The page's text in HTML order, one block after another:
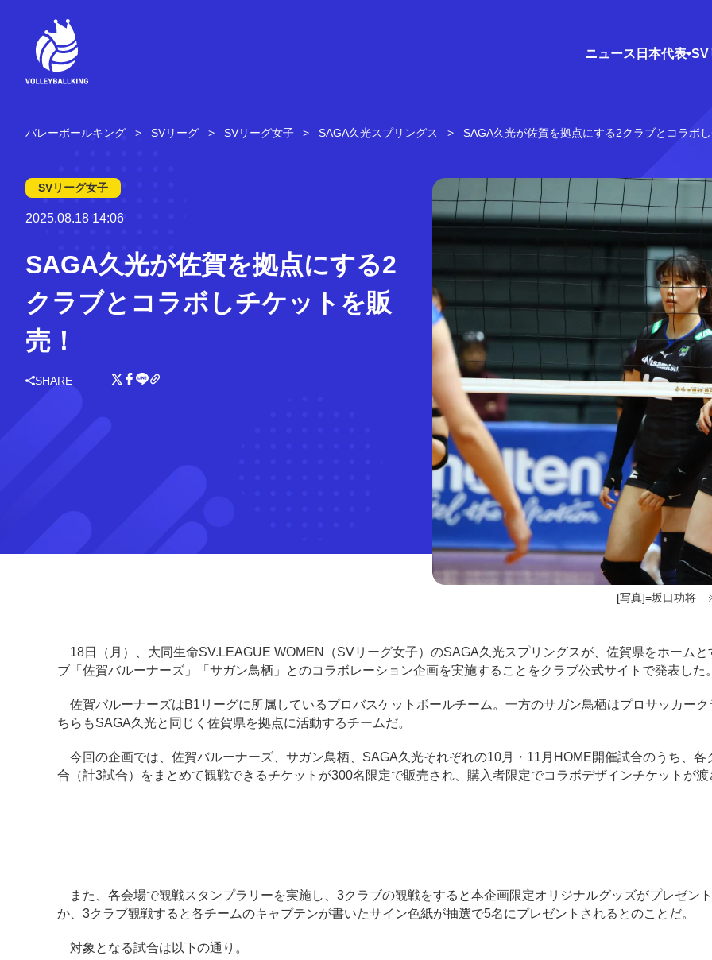
ニュース 日本代表 SV
バレーボールキング SVリーグ SVリーグ女子 SAGA久光スプリングス SAGA久光が佐賀を拠点にする2クラブとコラボ
SVリーグ女子
2025.08.18 14:06
SAGA久光が佐賀を拠点にする2
クラブとコラボしチケットを販
売！
SHARE
[写真]=坂口功将
18日（月）、大同生命SV.LEAGUE WOMEN（SVリーグ女子）のSAGA久光スプリングスが、佐賀県をホームと
ブ「佐賀バルーナーズ」「サガン鳥栖」とのコラボレーション企画を実施することをクラブ公式サイトで発表した
佐賀バルーナーズはB1リーグに所属しているプロバスケットボールチーム。一方のサガン鳥栖はプロサッカーク
ちらもSAGA久光と同じく佐賀県を拠点に活動するチームだ。
今回の企画では、佐賀バルーナーズ、サガン鳥栖、SAGA久光それぞれの10月・11月HOME開催試合のうち、各
合（計3試合）をまとめて観戦できるチケットが300名限定で販売され、購入者限定でコラボデザインチケットが渡
また、各会場で観戦スタンプラリーを実施し、3クラブの観戦をすると本企画限定オリジナルグッズがプレゼン
か、3クラブ観戦すると各チームのキャプテンが書いたサイン色紙が抽選で5名にプレゼントされるとのことだ。
対象となる試合は以下の通り。